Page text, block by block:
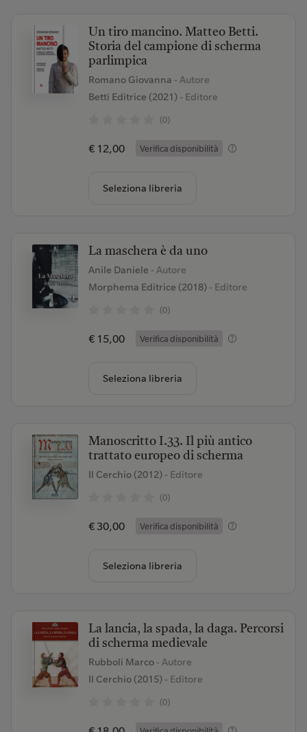
Un tiro mancino. Matteo Betti.
Storia del campione di scherma
parlimpica
Romano Giovanna - Autore
Betti Editrice (2021)- Editore
(0)
€ 12,00 Verifica disponibilità
Seleziona libreria
La maschera è da uno
Anile Daniele - Autore
Morphema Editrice (2018)- Editore
(0)
€ 15,00 Verifica disponibilità
Seleziona libreria
Manoscritto I.33. Il più antico
trattato europeo di scherma
Il Cerchio (2012)- Editore
(0)
€ 30,00 Verifica disponibilità
Seleziona libreria
La lancia, la spada, la daga. Percorsi
di scherma medievale
Rubboli Marco - Autore
Il Cerchio (2015)- Editore
(0)